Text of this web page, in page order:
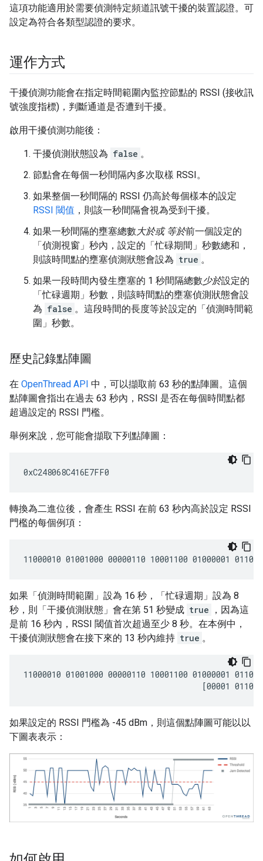
這項功能適用於需要偵測特定頻道訊號干擾的裝置認證。可
設定為符合各類型認證的要求。
運作方式
干擾偵測功能會在指定時間範圍內監控節點的 RSSI (接收訊
號強度指標)，判斷通道是否遭到干擾。
啟用干擾偵測功能後：
干擾偵測狀態設為 false 。
節點會在每個一秒間隔內多次取樣 RSSI。
如果整個一秒間隔的 RSSI 仍高於每個樣本的設定
RSSI 閾值 ，則該一秒間隔會視為受到干擾。
如果一秒間隔的壅塞總數 大於或 等於前一個設定的
「偵測視窗」 秒內，設定的「忙碌期間」 秒數總和，
則該時間點的壅塞偵測狀態會設為 true 。
如果一段時間內發生壅塞的 1 秒間隔總數少於設定的
「忙碌週期」 秒數，則該時間點的壅塞偵測狀態會設
為 false 。這段時間的長度等於設定的「偵測時間範
圍」 秒數。
歷史記錄點陣圖
在 OpenThread API 中，可以擷取前 63 秒的點陣圖。這個
點陣圖會指出在過去 63 秒內，RSSI 是否在每個時間點都
超過設定的 RSSI 門檻。
舉例來說，您可能會擷取下列點陣圖：
轉換為二進位後，會產生 RSSI 在前 63 秒內高於設定 RSSI
門檻的每個例項：
如果「偵測時間範圍」設為 16 秒，「忙碌週期」設為 8
秒，則「干擾偵測狀態」會在第 51 秒變成 true
，因為這
是前 16 秒內，RSSI 閾值首次超過至少 8 秒。在本例中，
干擾偵測狀態會在接下來的 13 秒內維持 true 。
11000010 01001000 00000110 10001100 01000001
如果設定的 RSSI 門檻為 -45 dBm，則這個點陣圖可能以以
下圖表表示：